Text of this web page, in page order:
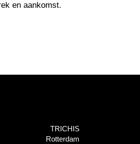
en aankomst.
TRICHIS
Rotterdam